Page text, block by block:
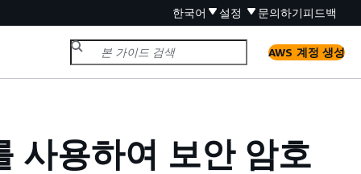
한국어 설정 문의하기피드백
AWS 계정 생성
사용하여 보안 암호